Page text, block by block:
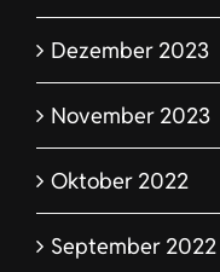
Dezember 2023
November 2023
Oktober 2022
September 2022